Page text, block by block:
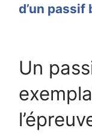
d’un passif
Un